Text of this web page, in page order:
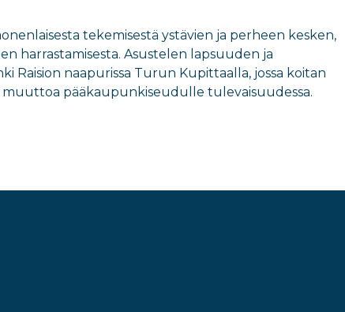
tekemisestä ystävien ja perheen kesken,
harrastamisesta. Asustelen lapsuuden ja
Raision naapurissa Turun Kupittaalla, jossa koitan
pääkaupunkiseudulle tulevaisuudessa.